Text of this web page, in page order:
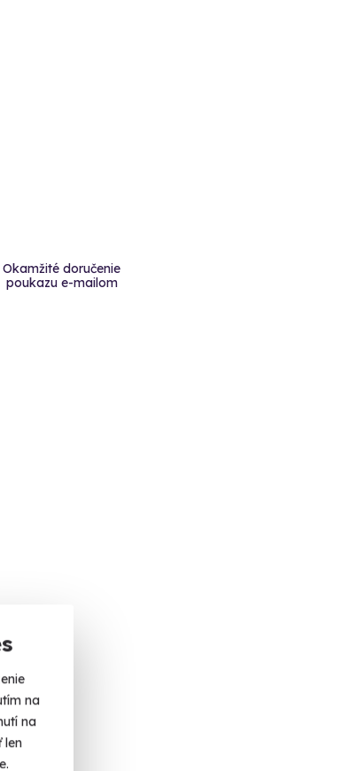
na
na
len
Okamžité doručenie
poukazu e-mailom